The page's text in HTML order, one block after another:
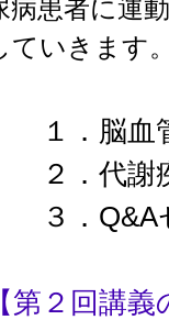
病患者に運
ていきま
１．脳血
２．代謝
３．Q&Aセ
【第２回講